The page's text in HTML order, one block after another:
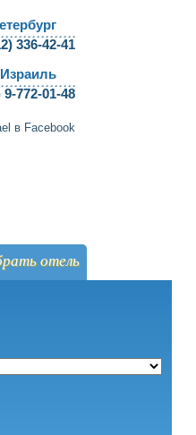
336-42-41
9-772-01-48
отель